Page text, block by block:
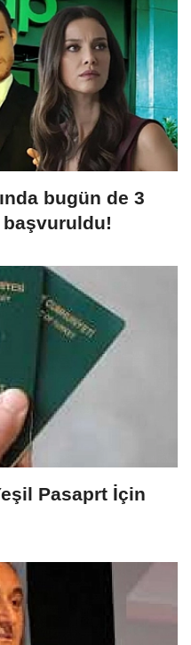
bugün de 3
Pasaprt İçin